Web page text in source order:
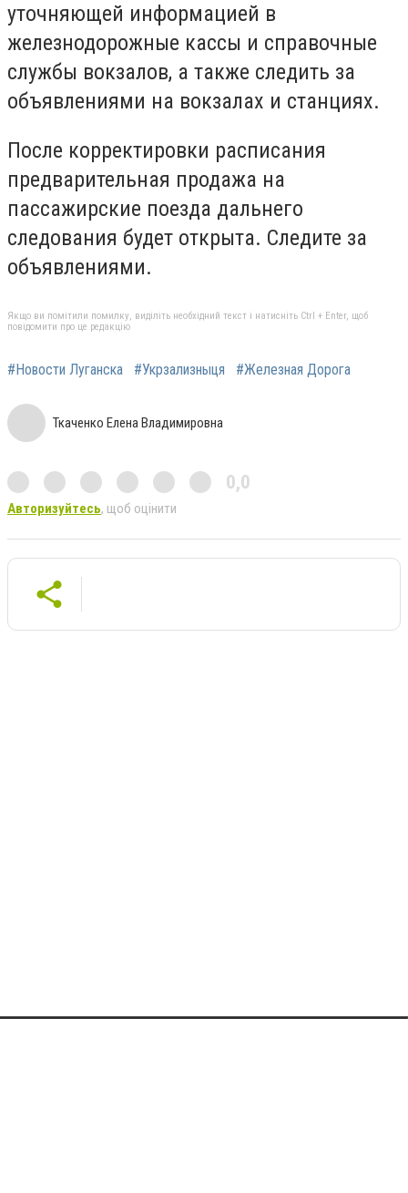
уточняющей информацией в
железнодорожные кассы и справочные
службы вокзалов, а также следить за
объявлениями на вокзалах и станциях.
После корректировки расписания
предварительная продажа на
пассажирские поезда дальнего
следования будет открыта. Следите за
объявлениями.
Якщо ви помітили помилку, виділіть необхідний текст і натисніть Ctrl + Enter, щоб
повідомити про це редакцію
#Новости Луганска #Укрзализныця #Железная Дорога
Ткаченко Елена Владимировна
0,0
Авторизуйтесь, щоб оцінити